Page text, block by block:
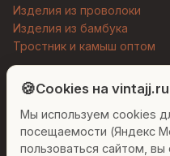
Изделия из проволоки
Изделия из бамбука
Тростник и камыш оптом
© 2026 Vintajj. Все права
Договор оферты
Политика
Согласие на обработку ПДн
🍪Cookies на vintajj.ru
Мы используем cookies
посещаемости (Яндекс
пользоваться сайтом,
Людмила
Привет! Я Людмила, ваш
консультант по декору.